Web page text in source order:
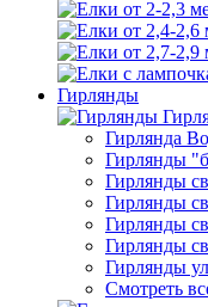
Гирлянды
Гирлянда
Гирлянды
Гирлянды
Гирлянды
Гирлянды
Гирлянды
Гирлянды
Смотреть